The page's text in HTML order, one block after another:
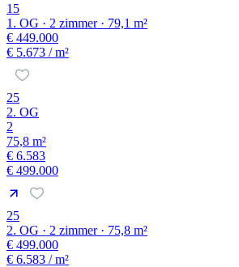
15
1. OG · 2 zimmer · 79,1 m²
€ 449.000
€ 5.673 / m²
25
2. OG
2
75,8 m²
€ 6.583
€ 499.000
25
2. OG · 2 zimmer · 75,8 m²
€ 499.000
€ 6.583 / m²